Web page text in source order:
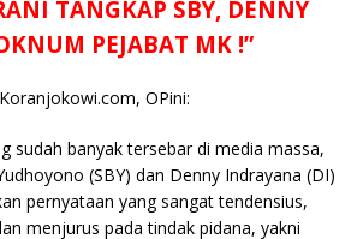
A
p
p
Li
n
k
o e
r
TANGKAP SBY, DENNY
PEJABAT MK !”
Koranjokowi.com, OPini:
sudah banyak tersebar di media massa,
(SBY) dan Denny Indrayana (DI)
pernyataan yang sangat tendensius,
menjurus pada tindak pidana, yakni